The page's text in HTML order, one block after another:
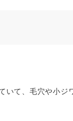
いて、毛穴や小ジ